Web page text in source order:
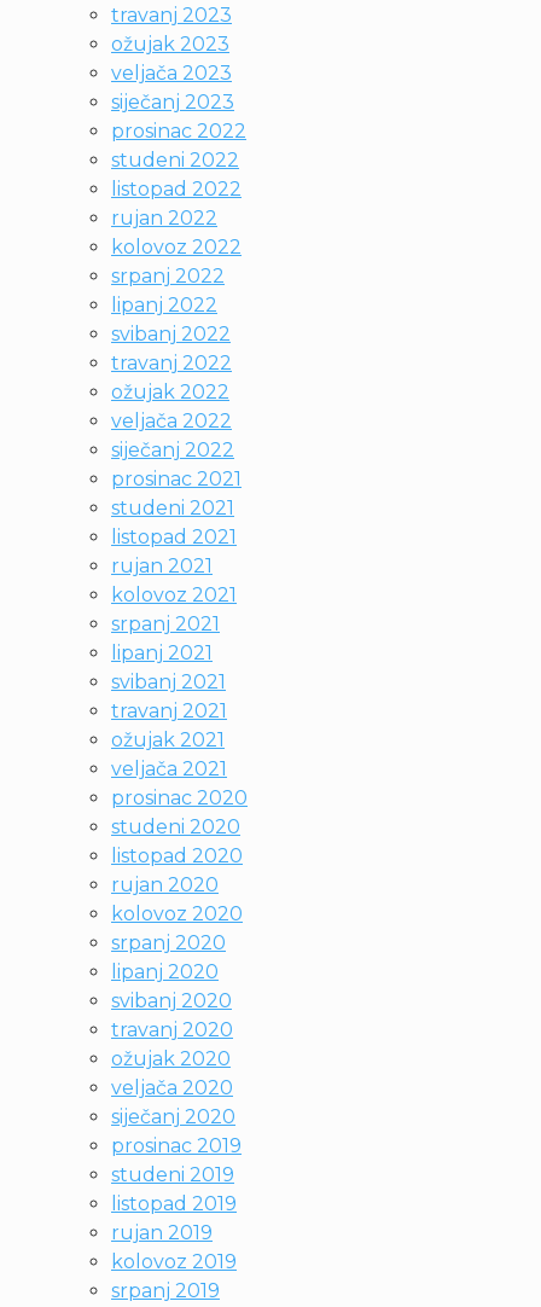
travanj 2023
ožujak 2023
veljača 2023
siječanj 2023
prosinac 2022
studeni 2022
listopad 2022
rujan 2022
kolovoz 2022
srpanj 2022
lipanj 2022
svibanj 2022
travanj 2022
ožujak 2022
veljača 2022
siječanj 2022
prosinac 2021
studeni 2021
listopad 2021
rujan 2021
kolovoz 2021
srpanj 2021
lipanj 2021
svibanj 2021
travanj 2021
ožujak 2021
veljača 2021
prosinac 2020
studeni 2020
listopad 2020
rujan 2020
kolovoz 2020
srpanj 2020
lipanj 2020
svibanj 2020
travanj 2020
ožujak 2020
veljača 2020
siječanj 2020
prosinac 2019
studeni 2019
listopad 2019
rujan 2019
kolovoz 2019
srpanj 2019